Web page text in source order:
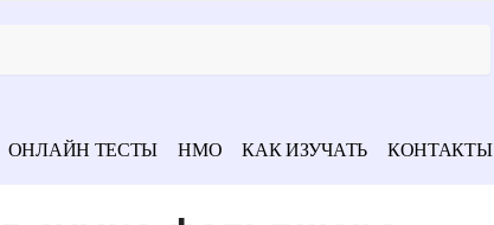
ОНЛАЙН ТЕСТЫ НМО КАК ИЗУЧАТЬ КОНТАКТЫ